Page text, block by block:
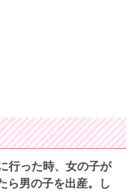
行った時、女の子が
ら男の子を出産。し